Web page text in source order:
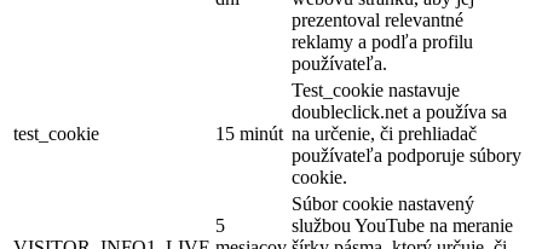
prezentoval relevantné
reklamy a podľa profilu
používateľa.
test_cookie 15 minút
Test_cookie nastavuje
doubleclick.net a používa sa
na určenie, či prehliadač
používateľa podporuje súbory
cookie.
5
Súbor cookie nastavený
službou YouTube na meranie